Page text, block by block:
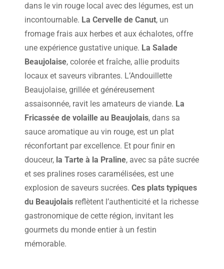
dans le vin rouge local avec des légumes, est un
incontournable. La Cervelle de Canut, un
fromage frais aux herbes et aux échalotes, offre
une expérience gustative unique. La Salade
Beaujolaise, colorée et fraîche, allie produits
locaux et saveurs vibrantes. L’Andouillette
Beaujolaise, grillée et généreusement
assaisonnée, ravit les amateurs de viande. La
Fricassée de volaille au Beaujolais, dans sa
sauce aromatique au vin rouge, est un plat
réconfortant par excellence. Et pour finir en
douceur, la Tarte à la Praline, avec sa pâte sucrée
et ses pralines roses caramélisées, est une
explosion de saveurs sucrées. Ces plats typiques
du Beaujolais reflètent l’authenticité et la richesse
gastronomique de cette région, invitant les
gourmets du monde entier à un festin
mémorable.